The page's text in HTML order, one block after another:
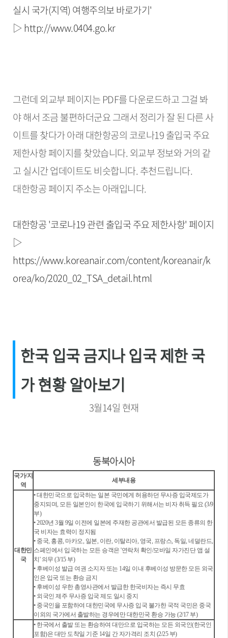
실시 국가(지역) 여행주의보 바로가기'
▷ http://www.0404.go.kr
그런데 외교부 페이지는 PDF를 다운로드하고 그걸 봐
야 해서 조금 불편하더군요 그래서 정리가 잘 된 다른 사
이트를 찾다가 아래 대한항공의 코로나19 출입국 주요
제한사항 페이지를 찾았습니다. 외교부 정보와 거의 같
고 실시간 업데이트도 비슷합니다. 추천드립니다.
대한항공 페이지 주소는 아래입니다.
대한항공 '코로나19 관련 출입국 주요 제한사항' 페이지
▷
https://www.koreanair.com/content/koreanair/k
orea/ko/2020_02_TSA_detail.html
한국 입국 금지나 입국 제한 국
가 현황 알아보기
3월14일 현재
동북아시아
국가/지
역
세부내용
대한민
국
• 대한민국으로 입국하는 일본 국민에게 허용하던 무사증 입국제도가
중지되며, 모든 일본인이 한국에 입국하기 위해서는 비자 취득 필요 (3/9
부)
• 2020년 3월 9일 이전에 일본에 주재한 공관에서 발급된 모든 종류의 한
국 비자는 효력이 정지됨
• 중국, 홍콩, 마카오, 일본, 이란, 이탈리아, 영국, 프랑스, 독일, 네덜란드,
스페인에서 입국하는 모든 승객은 '연락처 확인/모바일 자가진단 앱 설
치' 의무 (3/15 부)
• 후베이성 발급 여권 소지자 또는 14일 이내 후베이성 방문한 모든 외국
인은 입국 또는 환승 금지
• 후베이성 우한 총영사관에서 발급한 한국비자는 즉시 무효
• 외국인 제주 무사증 입국 제도 일시 중지
• 중국인을 포함하여 대한민국에 무사증 입국 불가한 국적 국민은 중국
이외의 국가에서 출발하는 경우에만 대한민국 환승 가능 (2/17 부)
• 한국에서 출발 또는 환승하여 대만으로 입국하는 모든 외국인(한국인
포함)은 대만 도착일 기준 14일 간 자가격리 조치 (2/25 부)